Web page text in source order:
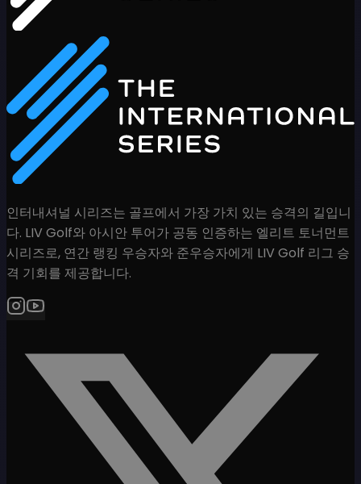
인터내셔널 시리즈는 골프에서 가장 가치 있는 승격의 길입니
다. LIV Golf와 아시안 투어가 공동 인증하는 엘리트 토너먼트
시리즈로, 연간 랭킹 우승자와 준우승자에게 LIV Golf 리그 승
격 기회를 제공합니다.